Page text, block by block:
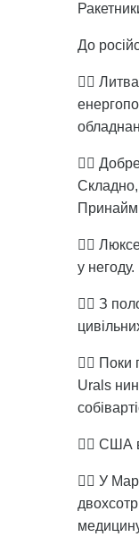
До
👉🏻
👉🏻
👉🏻
у
👉🏻 З
👉🏻
Urals
👉🏻 США
👉🏻 У